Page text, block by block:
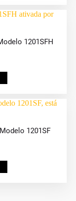
1201SFH
1201SF